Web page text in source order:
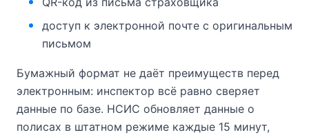
доступ к электронной почте с оригинальным
письмом
Бумажный формат не даёт преимуществ перед
электронным: инспектор всё равно сверяет
данные по базе. НСИС обновляет данные о
полисах в штатном режиме каждые 15 минут,